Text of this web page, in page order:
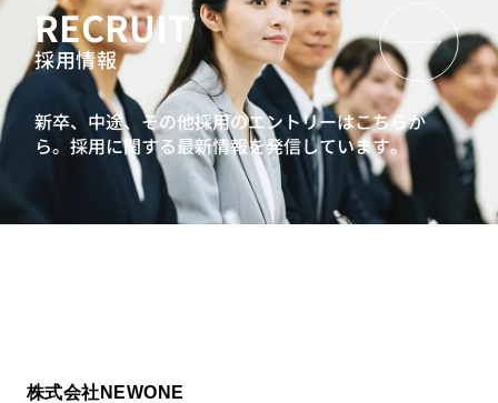
RECRUIT
採用情報
新卒、中途、その他採用のエントリーはこちらか
ら。採用に関する最新情報を発信しています。
株式会社NEWONE